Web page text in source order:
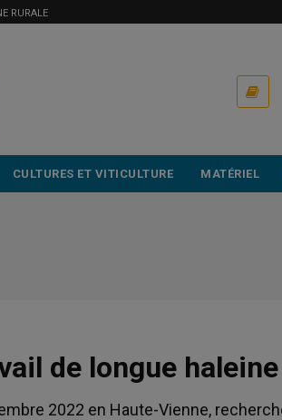
RURALE
CULTURES ET VITICULTURE MATÉRIEL
de longue haleine
2022 en Haute-Vienne,